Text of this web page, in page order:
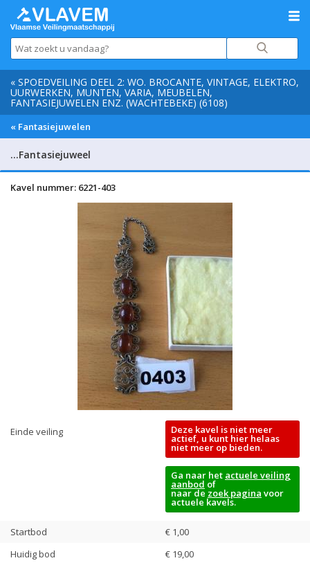
« SPOEDVEILING DEEL 2: WO. BROCANTE, VINTAGE, ELEKTRO,
UURWERKEN, MUNTEN, VARIA, MEUBELEN,
FANTASIEJUWELEN ENZ. (WACHTEBEKE) (6108)
« Fantasiejuwelen
…Fantasiejuweel
Kavel nummer: 6221-403
Einde veiling Deze kavel is niet meer
actief, u kunt hier helaas
niet meer op bieden.
Ga naar het actuele veiling
aanbod of
naar de zoek pagina voor
actuele kavels.
Startbod
€ 1,00
Huidig bod
€ 19,00